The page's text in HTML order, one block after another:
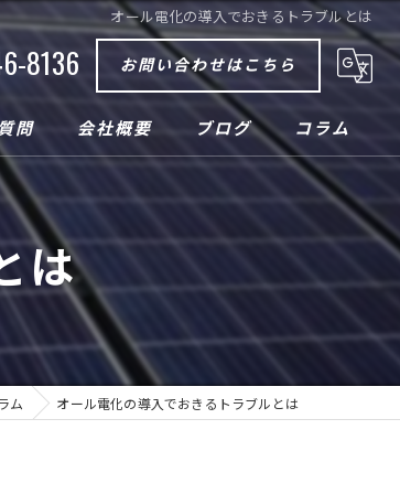
オール電化の導入でおきるトラブルとは
8136 お問い合わせはこちら
問 会社概要 ブログ コラム
は
ム オール電化の導入でおきるトラブルとは